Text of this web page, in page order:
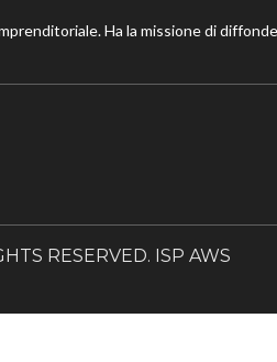
Ha la missione di
RESERVED. ISP AWS